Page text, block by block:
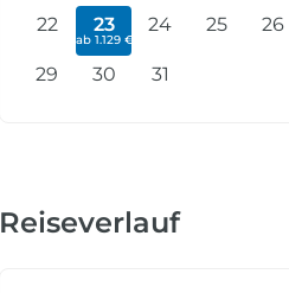
22
23
ab 1.129 €
24 25 26
29 30 31
Reiseverlauf